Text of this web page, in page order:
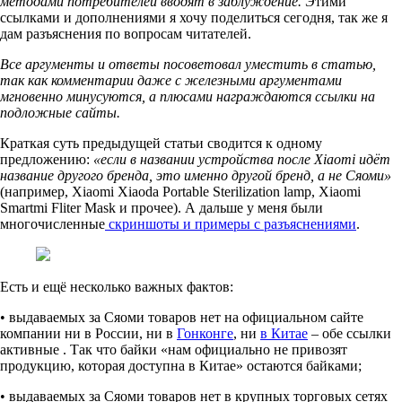
ссылками и дополнениями я хочу поделиться сегодня, так же я
дам разъяснения по вопросам читателей.
Все аргументы и ответы посоветовал уместить в статью,
так как комментарии даже с железными аргументами
мгновенно минусуются, а плюсами награждаются ссылки на
подложные сайты.
Краткая суть предыдущей статьи сводится к одному
предложению: «если в названии устройства после Xiaomi идёт
название другого бренда, это именно другой бренд, а не Сяоми»
(например, Xiaomi Xiaoda Portable Sterilization lamp, Xiaomi
Smartmi Fliter Mask и прочее). А дальше у меня были
многочисленные скриншоты и примеры с разъяснениями.
Есть и ещё несколько важных фактов:
• выдаваемых за Сяоми товаров нет на официальном сайте
компании ни в России, ни в Гонконге, ни в Китае – обе ссылки
активные . Так что байки «нам официально не привозят
продукцию, которая доступна в Китае» остаются байками;
• выдаваемых за Сяоми товаров нет в крупных торговых сетях